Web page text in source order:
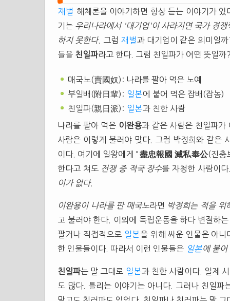
재벌 해체론을 이야기하면 항상 듣는 이야기가
기는 우리나라에서 '대기업'이 사라지면 국가 경쟁
하지 못한다. 그럼 재벌과 대기업이 같은 의미일
들을 친일파라고 한다. 그럼 친일파가 어떤 뜻일까
매국노(賣國奴): 나라를 팔아 먹은 노예
부일배(附日輩): 일본에 붙어 먹은 잡배(잡놈)
친일파(親日派): 일본과 친한 사람
나라를 팔아 먹은 이완용과 같은 사람은 친일파가
사람은 이렇게 불러야 맞다. 그럼 박정희와 같은
이다. 여기에 일왕에게 "盡忠報國 滅私奉公(진충
한다고 쳐도 전쟁 중 적국 장수를 자청한 사람이
이가 없다.
이완용이 나라를 판 매국노라면 박정희는 적을 위
고 불러야 한다. 이외에 독립운동을 하다 변절하
팔거나 직접적으로 일본을 위해 싸운 인물은 아
한 인물들이다. 따라서 이런 인물들은 일본에 붙어
친일파는 말 그대로 일본과 친한 사람이다. 일제
도 많다. 틀리는 이야기는 아니다. 그러나 친일파